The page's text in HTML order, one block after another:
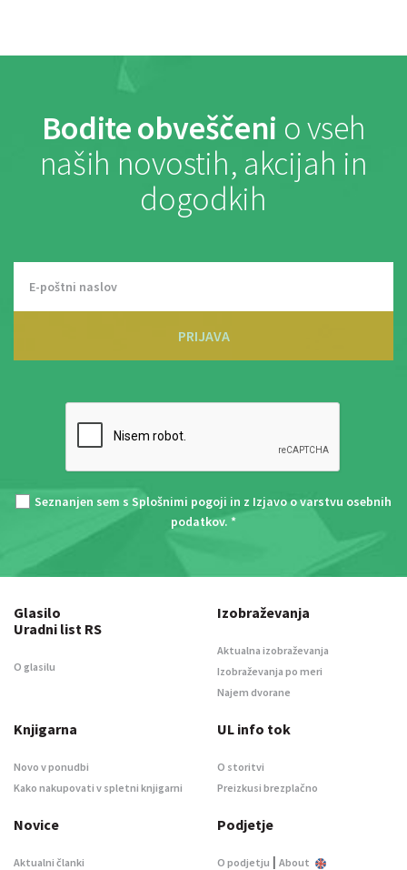
Bodite obveščeni o vseh
naših novostih, akcijah in
dogodkih
PRIJAVA
Seznanjen sem s Splošnimi pogoji in z Izjavo o varstvu osebnih
podatkov. *
Glasilo
Uradni list RS
O glasilu
Izobraževanja
Aktualna izobraževanja
Izobraževanja po meri
Najem dvorane
Knjigarna
Novo v ponudbi
Kako nakupovati v spletni knjigarni
UL info tok
O storitvi
Preizkusi brezplačno
Novice
Aktualni članki
Podjetje
O podjetju | About